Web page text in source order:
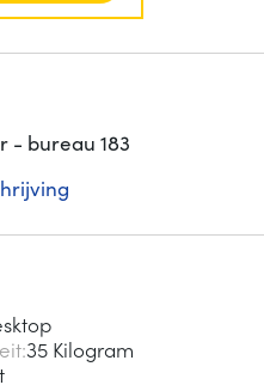
- bureau 183
35 Kilogram